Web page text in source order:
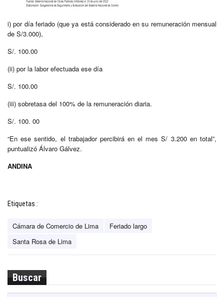
i) por día feriado (que ya está considerado en su remuneración mensual
de S/3.000),
S/. 100.00
(ii) por la labor efectuada ese día
S/. 100.00
(iii) sobretasa del 100% de la remuneración diaria.
S/. 100. 00
“En ese sentido, el trabajador percibirá en el mes S/ 3.200 en total”,
puntualizó Álvaro Gálvez.
ANDINA
Etiquetas :
Cámara de Comercio de Lima
Feriado largo
Santa Rosa de Lima
Buscar